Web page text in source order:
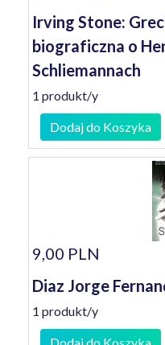
Irving Stone:
biograficzna o
Schliemannach
1 produkt/y
Dodaj do Koszyka
9,00 PLN
Diaz Jorge
1 produkt/y